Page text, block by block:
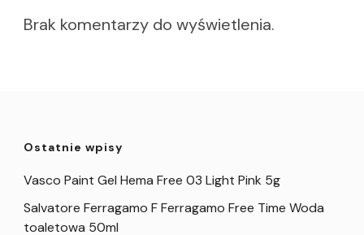
Brak komentarzy do wyświetlenia.
Ostatnie wpisy
Vasco Paint Gel Hema Free 03 Light Pink 5g
Salvatore Ferragamo F Ferragamo Free Time Woda
toaletowa 50ml